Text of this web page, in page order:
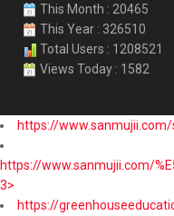
This Month : 20465
This Year : 326510
Total Users : 1208521
Views Today : 1582
https://
https://www.sanmujii.com/
3>
https://